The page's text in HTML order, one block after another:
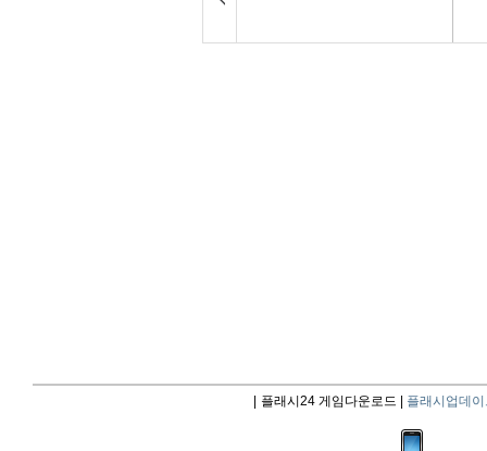
플래시24 게임다운로드 | 플래시업데이